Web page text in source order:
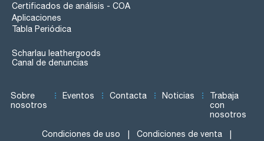
Certificados de análisis - COA
Aplicaciones
Tabla Periódica
Scharlau leathergoods
Canal de denuncias
Sobre
nosotros
Eventos Contacta Noticias
Trabaja
con
nosotros
Condiciones de uso Condiciones de venta